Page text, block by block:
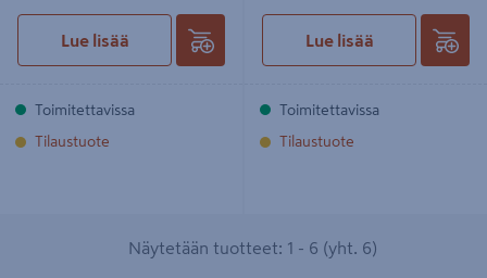
Lue lisää
Toimitettavissa
Tilaustuote
Lue lisää
Toimitettavissa
Tilaustuote
Näytetään tuotteet: 1 - 6 (yht. 6)